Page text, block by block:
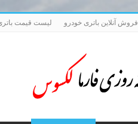
فروش آنلاین باتری خودرو لیست قیمت